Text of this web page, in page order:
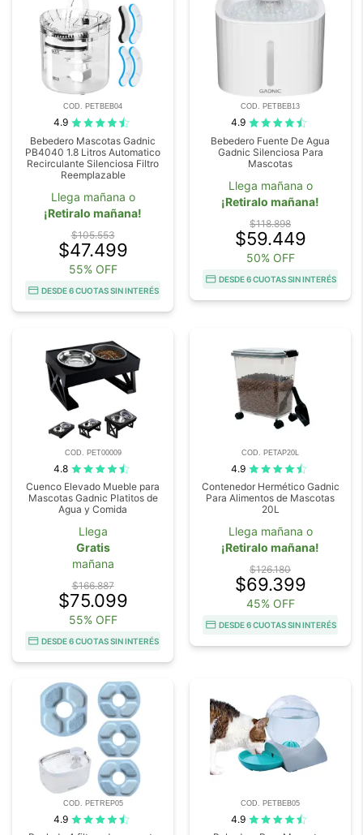
COD. PETBEB04
4.9
Bebedero Mascotas Gadnic
PB4040 1.8 Litros Automatico
Recirculante Silenciosa Filtro
Reemplazable
Llega mañana o
¡Retiralo mañana!
$105.553
$47.499
55% OFF
DESDE 6 CUOTAS SIN INTERÉS
COD. PETBEB13
4.9
Bebedero Fuente De Agua
Gadnic Silenciosa Para
Mascotas
Llega mañana o
¡Retiralo mañana!
$118.898
$59.449
50% OFF
DESDE 6 CUOTAS SIN INTERÉS
COD. PET00009
4.8
Cuenco Elevado Mueble para
Mascotas Gadnic Platitos de
Agua y Comida
Llega
Gratis
mañana
$166.887
$75.099
55% OFF
DESDE 6 CUOTAS SIN INTERÉS
COD. PETAP20L
4.9
Contenedor Hermético Gadnic
Para Alimentos de Mascotas
20L
Llega mañana o
¡Retiralo mañana!
$126.180
$69.399
45% OFF
DESDE 6 CUOTAS SIN INTERÉS
COD. PETREP05
4.9
COD. PETBEB05
4.9